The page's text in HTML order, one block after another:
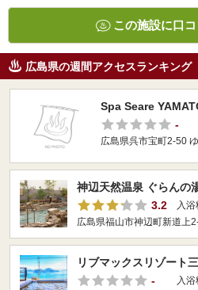
この施設に口
広島県の週間アクセスランキング
Spa Seare
-
広島県呉市宝町2-50
神辺天然温泉 ぐらんの
3.2
入浴
広島県福山市神辺町新道上
リブマックスリゾート
-
入浴